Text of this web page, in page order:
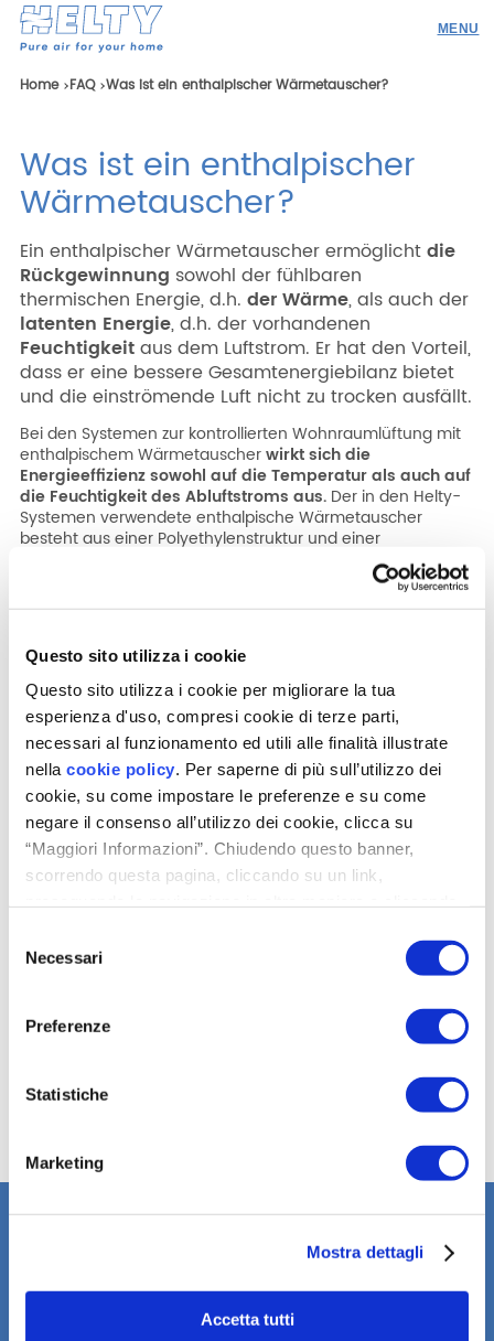
Questo sito utilizza i cookie
Questo sito utilizza i cookie per migliorare la tua
esperienza d'uso, compresi cookie di terze parti,
necessari al funzionamento ed utili alle finalità illustrate
nella cookie policy. Per saperne di più sull’utilizzo dei
cookie, su come impostare le preferenze e su come
negare il consenso all’utilizzo dei cookie, clicca su
“Maggiori Informazioni”. Chiudendo questo banner,
scorrendo questa pagina, cliccando su un link,
delNecessari
Preferenze
Statistiche
Marketing
Mostra dettagli
Accetta tutti
DEU ENG ITA ESP
Unternehmen
Produkte
Projekte
Ressourcen
Angebotsanfrage
Werden Sie Händler
Home FAQ Was ist ein enthalpischer Wärmetauscher?
Was ist ein enthalpischer
Wärmetauscher?
Ein enthalpischer Wärmetauscher ermöglichtdie
Rückgewinnung sowohl der fühlbaren
thermischen Energie, d.h. der Wärme, als auch der
latenten Energie, d.h. der vorhandenen
Feuchtigkeitaus dem Luftstrom. Er hat den Vorteil,
dass er eine bessere Gesamtenergiebilanz bietet
und die einströmende Luft nicht zu trocken ausfällt.
Bei den Systemen zur kontrollierten Wohnraumlüftung mit
enthalpischem Wärmetauscherwirkt sich die
Energieeffizienz sowohl auf die Temperatur als auch auf
die Feuchtigkeit des Abluftstroms aus.Der in den Helty-
Systemen verwendete enthalpische Wärmetauscher
besteht aus einer Polyethylenstruktur und einer
antibakteriell behandelten
Membran
aus Fasermaterial. Die Temperatur wird vom Luftstrom mit
Wasserdampf vom Luftstrom mit dem höheren
Dampfdruck auf die mit dem niedrigeren Dampfdruck
übertragen wird. Diese Technologie hat den Vorteil,
eine zu trockene Zuluft vermieden wird
und gleichzeitig
ein besseres Feuchtigkeitsgleichgewicht im Haus erhalten
bleibt.
Zertifizierte Qualität und
Leistung
Die Leistung der Helty-Lüftungssysteme ist durch
das Casa Clima-Gütesiegel anerkannt und wurde
Ein Unternehmen der Gruppe